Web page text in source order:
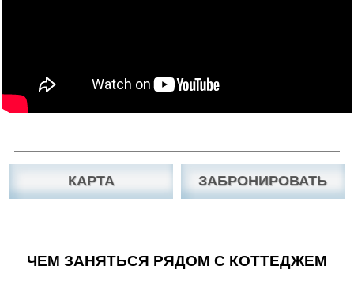
КАРТА ЗАБРОНИРОВАТЬ
ЧЕМ ЗАНЯТЬСЯ РЯДОМ С КОТТЕДЖЕМ